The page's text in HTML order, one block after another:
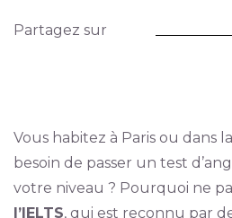
Partagez sur
Vous habitez à Paris ou dans
besoin de passer un test
votre niveau ? Pourquoi ne
l’IELTS, qui est reconnu par